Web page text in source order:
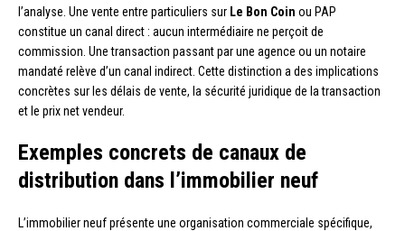
l’analyse. Une vente entre particuliers sur Le Bon Coin ou PAP
constitue un canal direct : aucun intermédiaire ne perçoit de
commission. Une transaction passant par une agence ou un notaire
mandaté relève d’un canal indirect. Cette distinction a des implications
concrètes sur les délais de vente, la sécurité juridique de la transaction
et le prix net vendeur.
Exemples concrets de canaux de
distribution dans l’immobilier neuf
L’immobilier neuf présente une organisation commerciale spécifique,